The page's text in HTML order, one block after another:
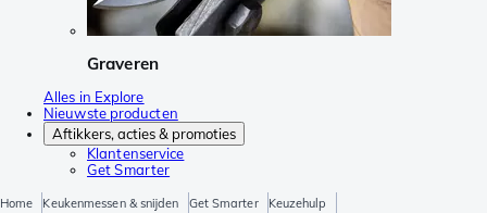
Graveren
Alles in Explore
Nieuwste producten
Aftikkers, acties & promoties
Klantenservice
Get Smarter
Home Keukenmessen & snijden Get Smarter Keuzehulp